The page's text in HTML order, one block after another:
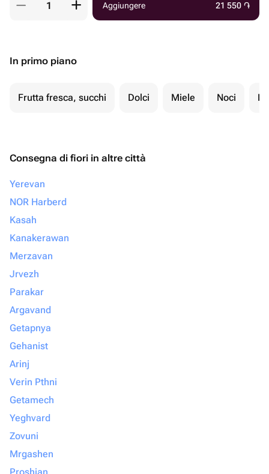
Aggiungere 21 550 ֏
In primo piano
Frutta fresca, succhi Dolci Miele Noci
Consegna di fiori in altre città
Yerevan
NOR Harberd
Kasah
Kanakerawan
Merzavan
Jrvezh
Parakar
Argavand
Getapnya
Gehanist
Arinj
Verin Pthni
Getamech
Yeghvard
Zovuni
Mrgashen